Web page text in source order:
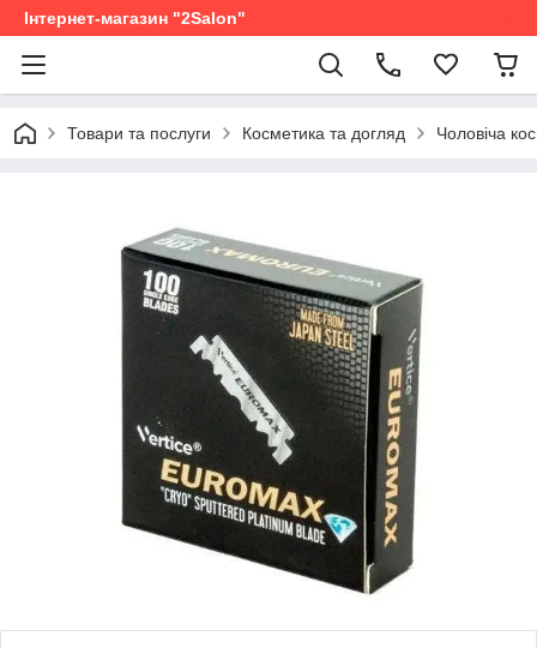
Інтернет-магазин "2Salon"
Товари та послуги Косметика та догляд Чоловіча